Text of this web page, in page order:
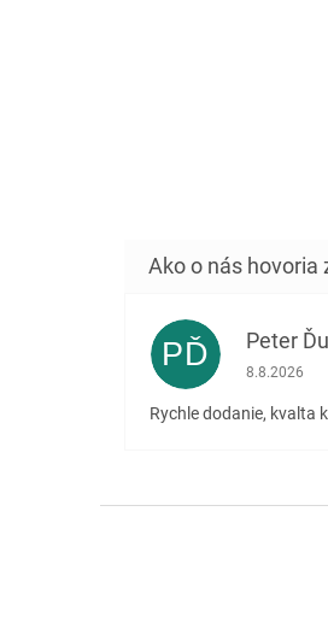
PĎ Peter
8.8.2026
Rychle dodanie, kvalta